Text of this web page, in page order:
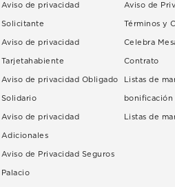
Aviso de privacidad
Solicitante
Aviso de privacidad
Tarjetahabiente
Aviso de privacidad Obligado
Solidario
Aviso de privacidad
Adicionales
Aviso de Privacidad Seguros
Palacio
Aviso de
Términos y
Celebra
Contrato
Listas de
bonificación
Listas de